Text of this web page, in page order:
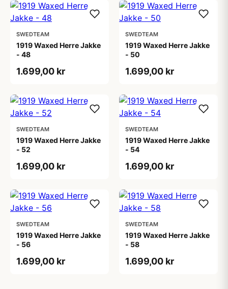
SWEDTEAM
1919 Waxed Herre Jakke
- 48
1.699,00 kr
SWEDTEAM
1919 Waxed Herre Jakke
- 50
1.699,00 kr
SWEDTEAM
1919 Waxed Herre Jakke
- 52
1.699,00 kr
SWEDTEAM
1919 Waxed Herre Jakke
- 54
1.699,00 kr
SWEDTEAM
1919 Waxed Herre Jakke
- 56
1.699,00 kr
SWEDTEAM
1919 Waxed Herre Jakke
- 58
1.699,00 kr